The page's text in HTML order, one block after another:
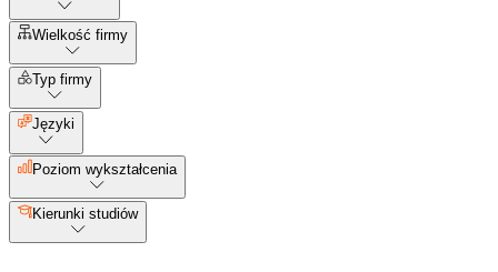
Wielkość firmy
Typ firmy
Języki
Poziom wykształcenia
Kierunki studiów